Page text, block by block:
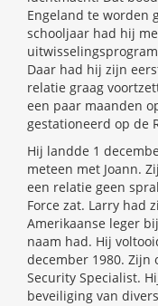
Engeland te worden
schooljaar had hij
Daar had hij zijn
relatie graag
een paar maanden
gestationeerd op de
Hij landde 1
meteen met Joann.
een relatie geen
Force zat. Larry had
Amerikaanse leger
naam had. Hij
december 1980. Zijn
Security Specialist.
beveiliging van